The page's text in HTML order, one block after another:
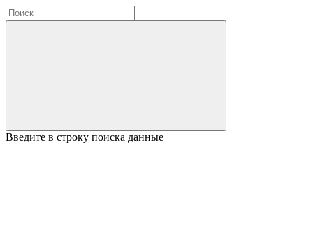
Введите в строку поиска данные